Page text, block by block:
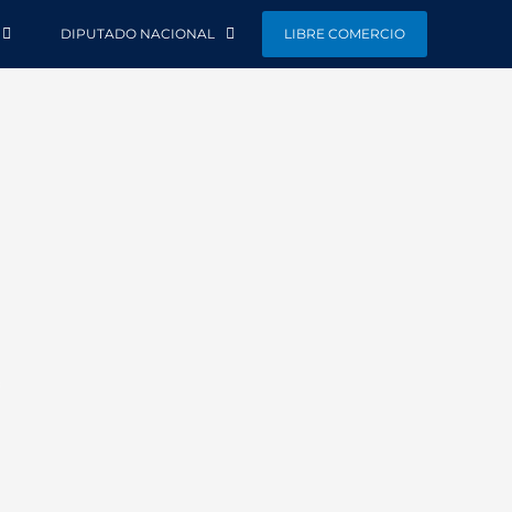
DIPUTADO NACIONAL LIBRE COMERCIO